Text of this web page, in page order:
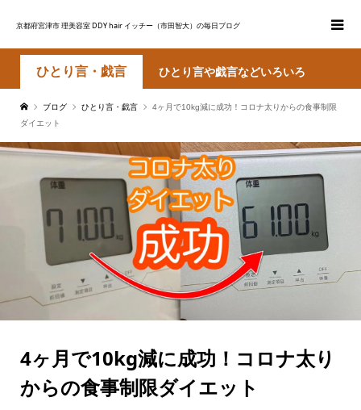
京都府宮津市 理美容室 DDY hair イッチー（市田智大）の毎日ブログ
ひとり言・戯言 ひとり言や戯言などいろいろ
ブログ ひとり言・戯言
4ヶ月で10kg減に成功！コロナ太りからの食事制限
ダイエット
4ヶ月で10kg減に成功！コロナ太り
からの食事制限ダイエット